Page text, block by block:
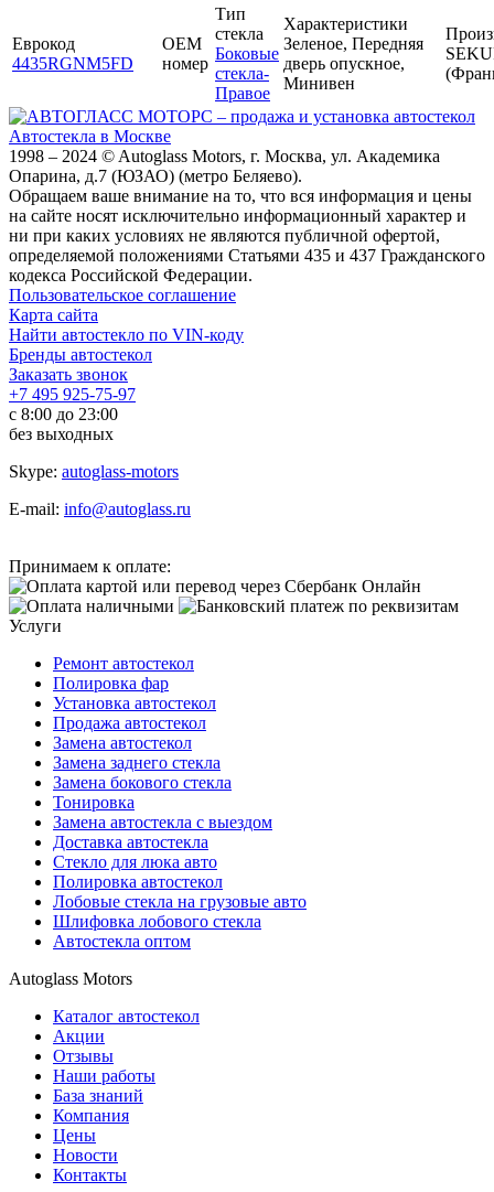
Еврокод
4435RGNM5FD
OEM
номер
Тип
стекла
Боковые
стекла-
Правое
Характеристики
Зеленое, Передняя
дверь опускное,
Минивен
Автостекла в Москве
1998 – 2024 © Autoglass Motors, г. Москва, ул. Академика
Опарина, д.7 (ЮЗАО) (метро Беляево).
Обращаем ваше внимание на то, что вся информация и цены
на сайте носят исключительно информационный характер и
ни при каких условиях не являются публичной офертой,
определяемой положениями Статьями 435 и 437 Гражданского
кодекса Российской Федерации.
Пользовательское соглашение
Карта сайта
Найти автостекло по VIN-коду
Бренды автостекол
Заказать звонок
+7 495 925-75-97
с 8:00 до 23:00
без выходных
Skype: autoglass-motors
E-mail: info@autoglass.ru
Принимаем к оплате:
Услуги
Ремонт автостекол
Полировка фар
Установка автостекол
Продажа автостекол
Замена автостекол
Замена заднего стекла
Замена бокового стекла
Тонировка
Замена автостекла с выездом
Доставка автостекла
Стекло для люка авто
Полировка автостекол
Лобовые стекла на грузовые авто
Шлифовка лобового стекла
Автостекла оптом
Autoglass Motors
Каталог автостекол
Акции
Отзывы
Наши работы
База знаний
Компания
Цены
Новости
Контакты